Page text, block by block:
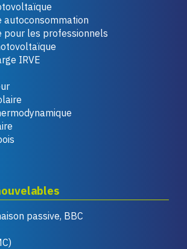
autoconsommation
pour les professionnels
IRVE
passive, BBC